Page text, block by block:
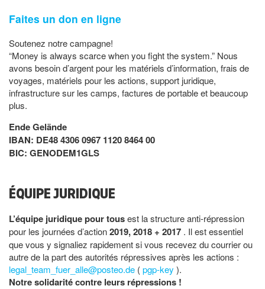
Faites un don en ligne
Soutenez notre campagne!
“Money is always scarce when you fight the system.” Nous
avons besoin d’argent pour les matériels d’information, frais de
voyages, matériels pour les actions, support juridique,
infrastructure sur les camps, factures de portable et beaucoup
plus.
Ende Gelände
IBAN: DE48 4306 0967 1120 8464 00
BIC: GENODEM1GLS
ÉQUIPE JURIDIQUE
L’équipe juridique pour tousest la structure anti-répression
pour les journées d’action2019, 2018 + 2017 . Il est essentiel
que vous y signaliez rapidement si vous recevez du courrier ou
autre de la part des autorités répressives après les actions :
legal_team_fuer_alle@posteo.de (pgp-key ).
Notre solidarité contre leurs répressions !